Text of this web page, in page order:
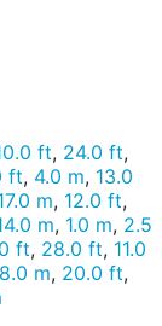
ft, 24.0 ft,
ft, 4.0 m, 13.0
m, 12.0 ft,
m, 1.0 m, 2.5
ft, 28.0 ft, 11.0
m, 20.0 ft,